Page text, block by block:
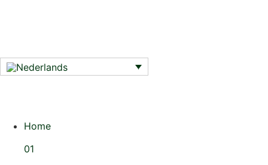
Home
01